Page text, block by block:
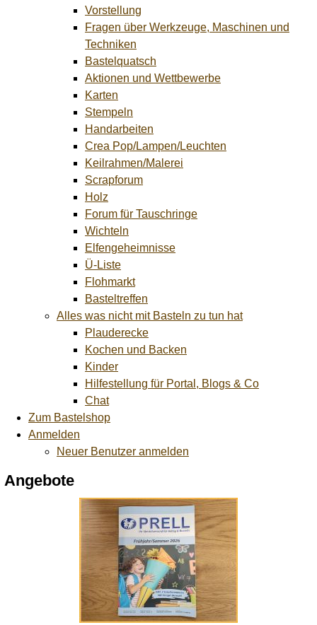
Vorstellung
Fragen über Werkzeuge, Maschinen und
Techniken
Bastelquatsch
Aktionen und Wettbewerbe
Karten
Stempeln
Handarbeiten
Crea Pop/Lampen/Leuchten
Keilrahmen/Malerei
Scrapforum
Holz
Forum für Tauschringe
Wichteln
Elfengeheimnisse
Ü-Liste
Flohmarkt
Basteltreffen
Alles was nicht mit Basteln zu tun hat
Plauderecke
Kochen und Backen
Kinder
Hilfestellung für Portal, Blogs & Co
Chat
Zum Bastelshop
Anmelden
Neuer Benutzer anmelden
Angebote